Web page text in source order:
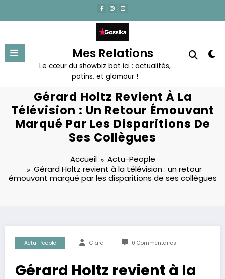
contenu
Mes Relations
Le cœur du showbiz bat ici : actualités,
potins, et glamour !
Gérard Holtz Revient À La
Télévision : Un Retour Émouvant
Marqué Par Les Disparitions De
Ses Collègues
Accueil
Actu-People
Gérard Holtz revient à la télévision : un retour
émouvant marqué par les disparitions de ses collègues
Actu-People Clara 0 Commentaires
Gérard Holtz revient à la